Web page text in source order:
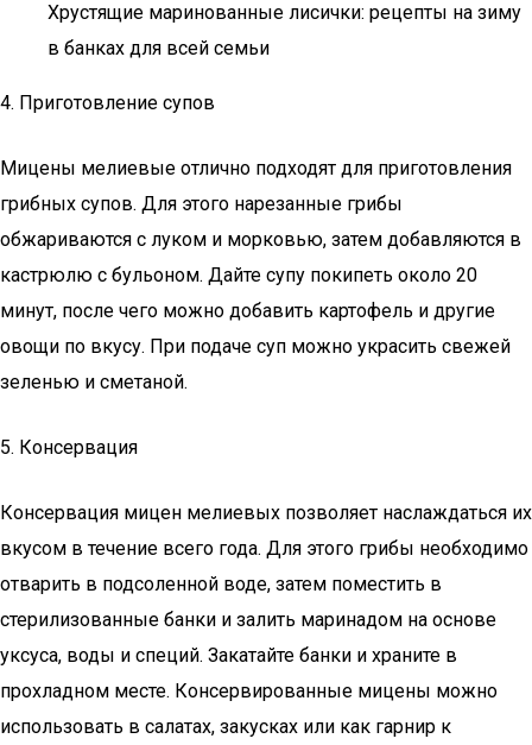
Хрустящие маринованные лисички: рецепты на зиму
в банках для всей семьи
4. Приготовление супов
Мицены мелиевые отлично подходят для приготовления
грибных супов. Для этого нарезанные грибы
обжариваются с луком и морковью, затем добавляются в
кастрюлю с бульоном. Дайте супу покипеть около 20
минут, после чего можно добавить картофель и другие
овощи по вкусу. При подаче суп можно украсить свежей
зеленью и сметаной.
5. Консервация
Консервация мицен мелиевых позволяет наслаждаться их
вкусом в течение всего года. Для этого грибы необходимо
отварить в подсоленной воде, затем поместить в
стерилизованные банки и залить маринадом на основе
уксуса, воды и специй. Закатайте банки и храните в
прохладном месте. Консервированные мицены можно
использовать в салатах, закусках или как гарнир к